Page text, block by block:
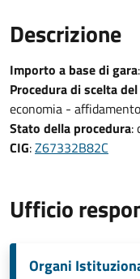
Descrizione
Importo a base di gara
Procedura di scelta
economia -
Stato della procedura:
CIG:Z67332B82C
Ufficio
Organi